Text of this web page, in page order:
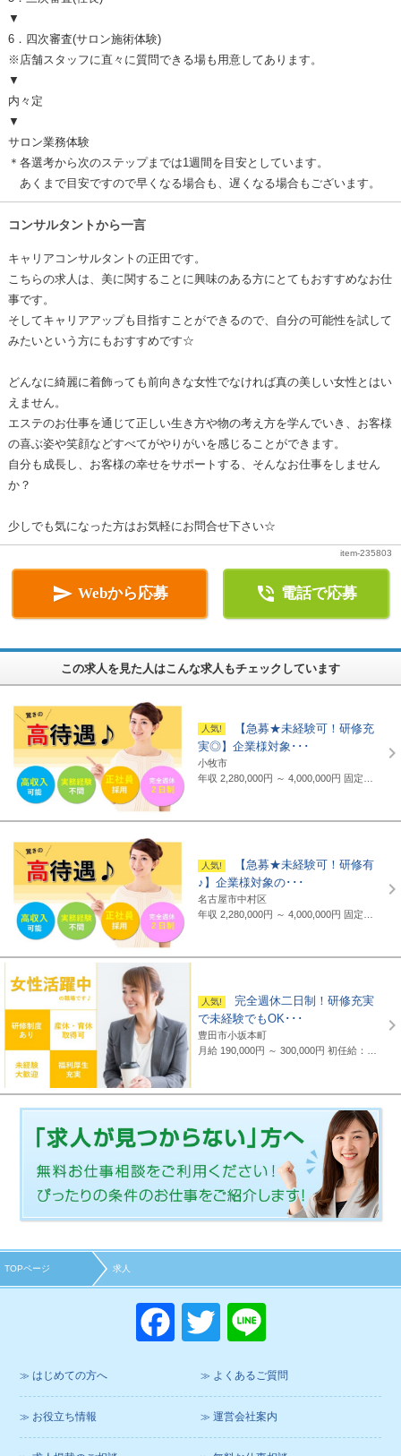
▼
6．四次審査(サロン施術体験)
※店舗スタッフに直々に質問できる場も用意してあります。
▼
内々定
▼
サロン業務体験
＊各選考から次のステップまでは1週間を目安としています。
あくまで目安ですので早くなる場合も、遅くなる場合もございます。
コンサルタントから一言
キャリアコンサルタントの正田です。
こちらの求人は、美に関することに興味のある方にとてもおすすめなお仕
事です。
そしてキャリアアップも目指すことができるので、自分の可能性を試して
みたいという方にもおすすめです☆
どんなに綺麗に着飾っても前向きな女性でなければ真の美しい女性とはい
えません。
エステのお仕事を通じて正しい生き方や物の考え方を学んでいき、お客様
の喜ぶ姿や笑顔などすべてがやりがいを感じることができます。
自分も成長し、お客様の幸せをサポートする、そんなお仕事をしません
か？
少しでも気になった方はお気軽にお問合せ下さい☆
item-235803
 Webから応募  電話で応募
この求人を見た人はこんな求人もチェックしています
【急募★未経験可！研修充
実◎】企業様対象･･･
小牧市
年収 2,280,000円 ～ 4,000,000円 固定給制 月給16万円～25万円（諸手当含まず）＋報奨金＋賞与年2回 ※地域・能力により異なります。 ◆正職員の平均給与例 434,000円(2019年度実績) ※上記には賞与は含まれていません。 ◆支給例 月給20万円～／東京・神奈川・千葉・埼玉の支社 月給19万円～／愛知・三重・京都・大阪の支社 月給18万円～／山梨・岐阜・静岡・滋賀・兵庫・広島・福岡の支社 ※一部支社により異なる ※入社前に行なわれる研修の受講手当は日給3500円～4000円（地域により異なる） ◆通勤交通費 月額3万5千円まで全額支給(超過部分は2万円まで半額支給)
【急募★未経験可！研修有
♪】企業様対象の･･･
名古屋市中村区
年収 2,280,000円 ～ 4,000,000円 固定給制 月給16万円～25万円（諸手当含まず）＋報奨金＋賞与年2回 ※地域・能力により異なります。 ◆正職員の平均給与例 平均給与：434,000円(2019年度実績) ※上記には賞与は含まれていません。 ◆支給例 月給20万円～／東京・神奈川・千葉・埼玉の支社 月給19万円～／愛知・三重・京都・大阪の支社 月給18万円～／山梨・岐阜・静岡・滋賀・兵庫・広島・福岡の支社 ※一部支社により異なる ※入社前に行なわれる研修の受講手当は日給3500円～4000円（地域により異なる） ◆通勤交通費 月額3万5千円まで全額支給(超過部分は2万円まで半額支給)
完全週休二日制！研修充実
で未経験でもOK･･･
豊田市小坂本町
月給 190,000円 ～ 300,000円初任給：16万～25万円+諸手当(地域・能力により異なる) 例：20万～25万円（東京都勤務） 平均給与：423,000円(平成29年度実績) ※給与は年間平均の税込定例給与であり、賞与は含んでおりません。
TOPページ 求人
F
a
e
b
T
wi
tt
er
e
はじめての方へ よくあるご質問
お役立ち情報 運営会社案内